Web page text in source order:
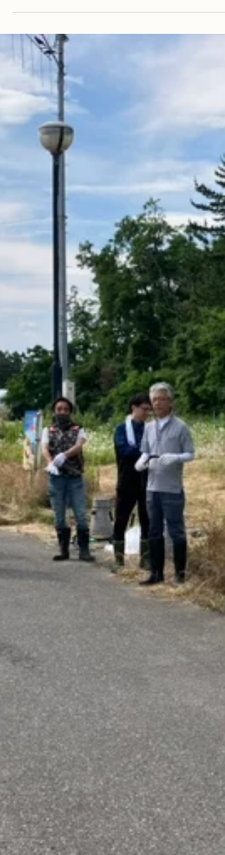
が発生した」という緊迫した想定のもと行われま
した。 事務所内での身の安全確保はもちろん、
両運転中や屋外の現場など、それぞれの場所での
初動対応を確認。LINE WORKSを用いた安否確
認システムでは、開始からわずか10分以内に全
の安否と現場の安全状況が報告され、昨年の20
から大幅なスピードアップを達成しました！ ■ 訓
練に先立ち、防災士・原田さんによる防災ガイダ
ンスを開催！ 今回の訓練がこれほどスムーズに
んだ背景には、事前の「学び」がありました。
難訓練に先立ち、社内で行われた社員会にて、弊
社社員であり防災士でもある原田吉和さんを講師
に迎え、災害時ガイダンスを受講しました。 原田
さんからは、地震発生時の初動シミュレーション
に加え、この時期に特に気をつけたい「熱中症対
応」についても丁寧なレクチャーをいただきまし
た。事前に具体的なイメージを持て